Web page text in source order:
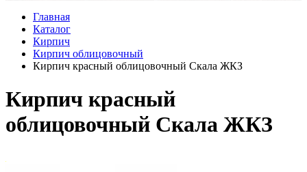
Главная
Каталог
Кирпич
Кирпич облицовочный
Кирпич красный облицовочный Скала ЖКЗ
Кирпич красный
облицовочный Скала ЖКЗ